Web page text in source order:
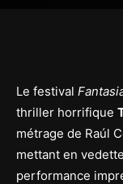
Le festival
thriller horrifique
métrage de Raúl
mettant en
performance